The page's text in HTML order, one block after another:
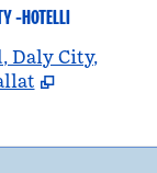
-HOTELLI
Daly City,